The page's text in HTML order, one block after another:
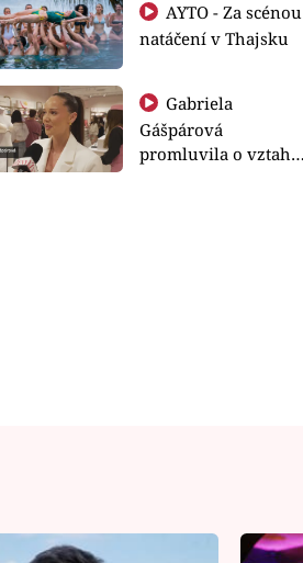
natáčení v Thajsku
Gabriela
Gášpárová
promluvila o vztahu